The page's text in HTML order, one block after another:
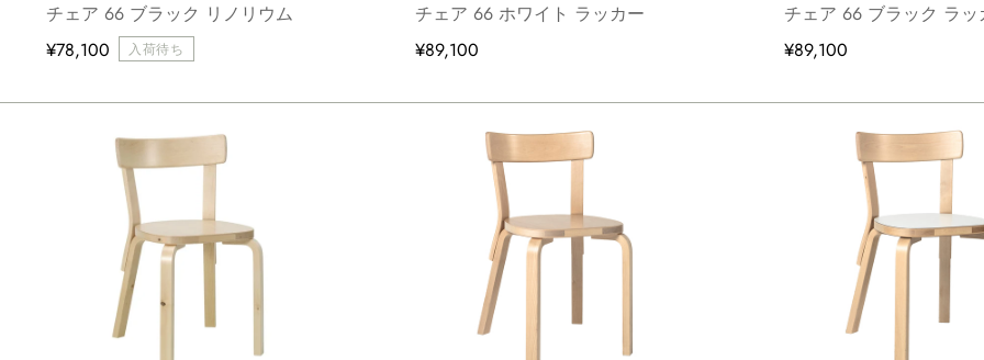
チェア 66 ブラック リノリウム
¥78,100
入荷待ち
チェア 66 ホワイト ラッカー
¥89,100
チェア 66 ブラック ラッ
¥89,100